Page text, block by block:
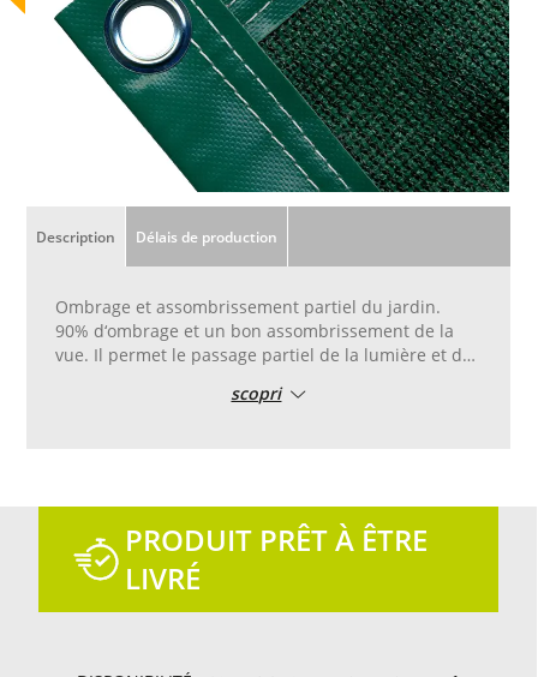
Description Délais de production
Ombrage et assombrissement partiel du jardin.
90% d‘ombrage et un bon assombrissement de la
vue. Il permet le passage partiel de la lumière et de
Bord pvc renforcé avec double couture, avec œillets
scopri
PRODUIT PRÊT À ÊTRE
LIVRÉ